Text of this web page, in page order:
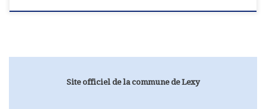
Site officiel de la commune de Lexy